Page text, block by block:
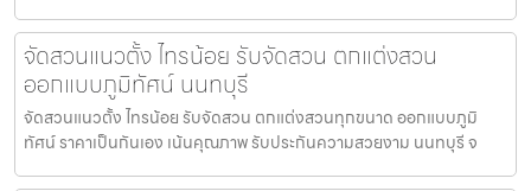
จัดสวนแนวตั้ง ไทรน้อย รับจัดสวน ตกแต่งสวน
ออกแบบภูมิทัศน์ นนทบุรี
จัดสวนแนวตั้ง ไทรน้อย รับจัดสวน ตกแต่งสวนทุกขนาด ออกแบบภูมิ
ทัศน์ ราคาเป็นกันเอง เน้นคุณภาพ รับประกันความสวยงาม นนทบุรี จ